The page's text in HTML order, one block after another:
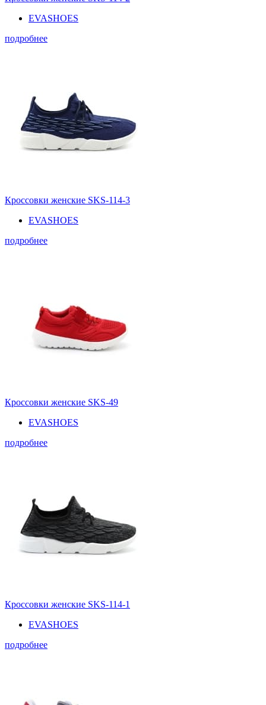
EVASHOES
подробнее
Кроссовки женские SKS-114-3
EVASHOES
подробнее
Кроссовки женские SKS-49
EVASHOES
подробнее
Кроссовки женские SKS-114-1
EVASHOES
подробнее